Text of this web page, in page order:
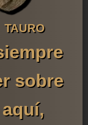
TAURO
sobre